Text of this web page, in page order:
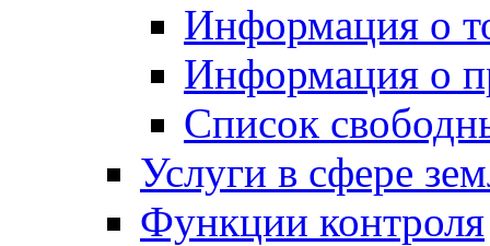
Информация о
Информация о
Список
Услуги в сфере
Функции контроля